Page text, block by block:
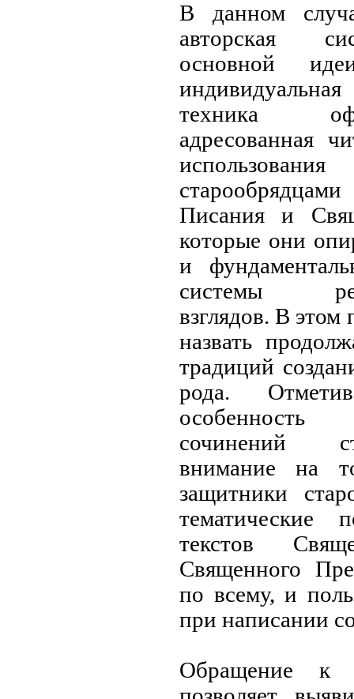
В данном
авторская
основной
техника
адресованная
Писания и
которые они
и
системы
взглядов. В этом
назвать
традиций
рода.
особенность
сочинений
внимание на
защитники
тематические
текстов
Священного
по всему, и
при написании
Обращение к